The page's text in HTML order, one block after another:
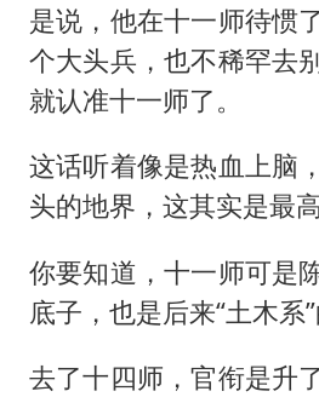
是说，他在十一师待惯
个大头兵，也不稀罕去
就认准十一师了。
这话听着像是热血上脑
头的地界，这其实是最
你要知道，十一师可是
底子，也是后来“土木系”
去了十四师，官衔是升